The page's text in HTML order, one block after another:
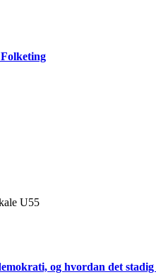
U55
og hvordan det